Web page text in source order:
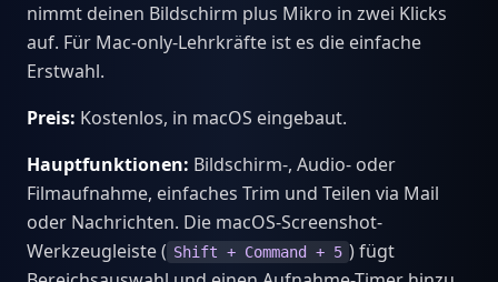
nimmt deinen Bildschirm plus Mikro in zwei Klicks
auf. Für Mac-only-Lehrkräfte ist es die einfache
Erstwahl.
Preis: Kostenlos, in macOS eingebaut.
Hauptfunktionen: Bildschirm-, Audio- oder
Filmaufnahme, einfaches Trim und Teilen via Mail
oder Nachrichten. Die macOS-Screenshot-
Werkzeugleiste ( Shift + Command + 5 ) fügt